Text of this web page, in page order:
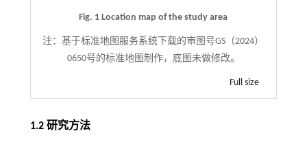
Fig. 1 Location map of the study area
注：基于标准地图服务系统下载的审图号GS（2024）
0650号的标准地图制作，底图未做修改。
Full size
1.2 研究方法